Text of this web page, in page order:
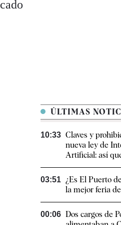
ÚLTIMAS
10:33 Claves y
nueva ley de
Artificial: así
03:51 ¿Es El Puerto
la mejor feria
00:06 Dos cargos de